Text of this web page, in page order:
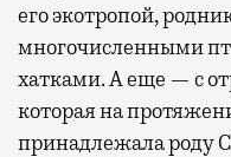
его экотропой,
многочисленными
хатками. А еще — с
которая на
принадлежала роду